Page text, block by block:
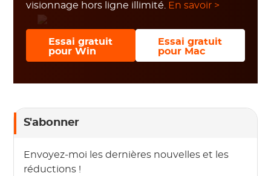
visionnage hors ligne illimité.
En savoir >
Essai gratuit
pour Win
Essai gratuit
pour Mac
S'abonner
Envoyez-moi les dernières nouvelles et les
réductions !